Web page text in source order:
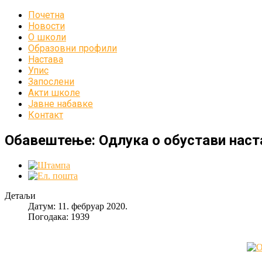
Почетна
Новости
О школи
Образовни профили
Настава
Упис
Запослени
Акти школе
Јавне набавке
Контакт
Обавештење: Одлука о обустави
Детаљи
Датум: 11. фебруар 2020.
Погодака: 1939